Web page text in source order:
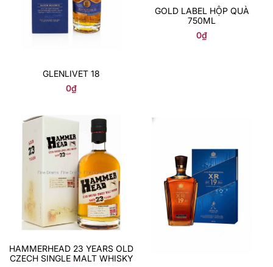
GLENLIVET 18
0₫
GOLD LABEL HỘP QUÀ
750ML
0₫
HAMMERHEAD 23 YEARS OLD
CZECH SINGLE MALT WHISKY